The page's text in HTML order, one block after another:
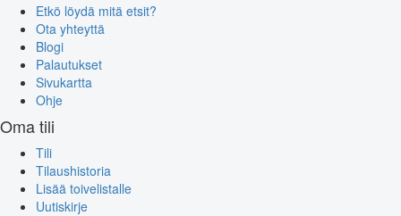
Etkö löydä mitä etsit?
Ota yhteyttä
Blogi
Palautukset
Sivukartta
Ohje
Oma tili
Tili
Tilaushistoria
Lisää toivelistalle
Uutiskirje